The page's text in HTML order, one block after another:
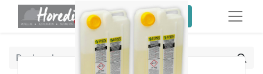
service client pro